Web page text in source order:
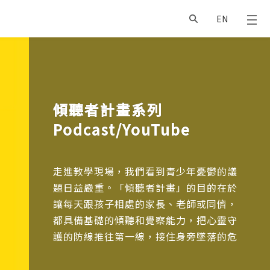
EN
傾聽者計畫系列
Podcast/YouTube
走進教學現場，我們看到青少年憂鬱的議
題日益嚴重。「傾聽者計畫」的目的在於
讓每天跟孩子相處的家長、老師或同儕，
都具備基礎的傾聽和覺察能力，把心靈守
護的防線推往第一線，接住身旁墜落的危